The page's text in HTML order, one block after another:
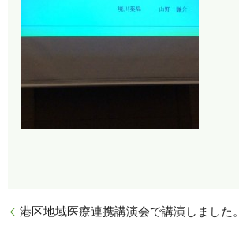
港区地域医療連携講演会で講演しました。